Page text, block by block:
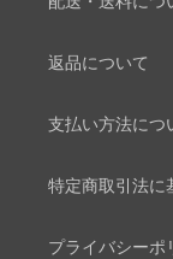
返品について
支払い方法につ
特定商取引法に
プライバシーポ